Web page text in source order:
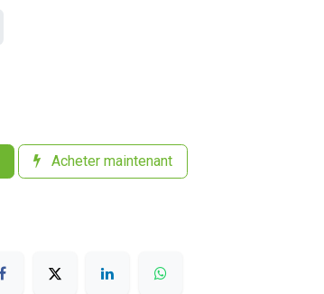
Acheter maintenant